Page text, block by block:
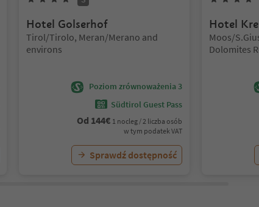
Hotel Golserhof
Lokalizacja:
Tirol/Tirolo, Meran/Merano and
environs
Poziom zrównoważenia 3
Südtirol Guest Pass
Od 144€ 1 nocleg / 2 liczba osób
w tym podatek VAT
Sprawdź dostępność
Hotel
Lokalizacja:
Moos/
Dolomites